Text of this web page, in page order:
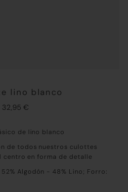
lino blanco
32,95 €
de lino blanco
de todos nuestros culottes
centro en forma de detalle
% Algodón - 48% Lino; Forro: